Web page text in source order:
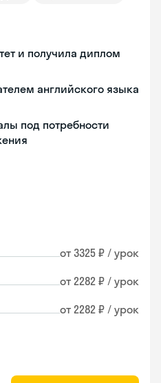
и получила диплом
английского языка
под потребности
от 3325 ₽ / урок
от 2282 ₽ / урок
от 2282 ₽ / урок